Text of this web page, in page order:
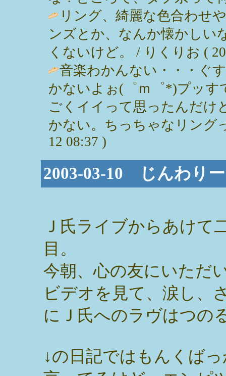
リング、綺麗な色合わせ
ンズとか、なんか懐かしい
くないけど。 / りくりお (
音楽わかんない・・・ぐ
かないよぉ(゜ｍ゜*)プッす
ごくイイって思ったんだけ
かない。ちっちゃなリング
12 08:37 )
2003-03-10 じんわり
Ｊ氏ライブからあけて
目。
今朝、心の友にいただ
ビデオを見て、涙し、
にＪ氏へのラヴはつの
↓の日記ではもんくば